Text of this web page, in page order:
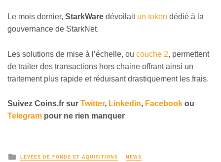
Le mois dernier, StarkWare dévoilait un token dédié à la
gouvernance de StarkNet.
Les solutions de mise à l’échelle, ou couche 2, permettent
de traiter des transactions hors chaine offrant ainsi un
traitement plus rapide et réduisant drastiquement les frais.
Suivez Coins.fr sur Twitter, Linkedin, Facebook ou
Telegram pour ne rien manquer
LEVÉES DE FONDS ET AQUISITIONS NEWS